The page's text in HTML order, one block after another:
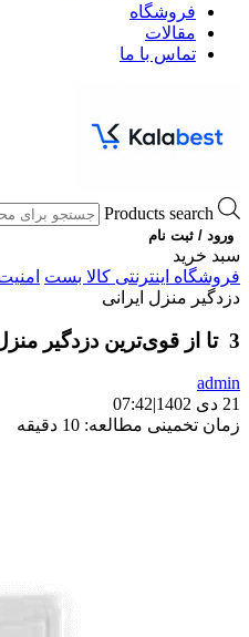
فروشگاه
مقالات
تماس با ما
Products search
ورود / ثبت نام
سبد خرید
فروشگاه اینترنتی کالا بست
دزدگیر منزل ایرانی
3 تا از قوی‌ترین دزدگیر منزل ایرانی
admin
21 دی 1402
|
07:42
زمان تخمینی مطالعه: 10 دقیقه